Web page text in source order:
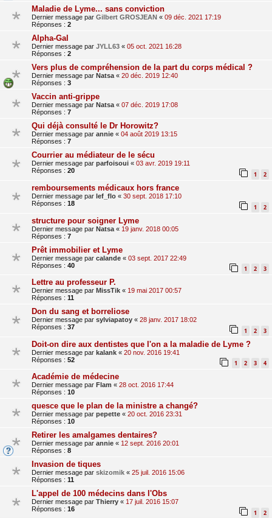
Maladie de Lyme... sans conviction
Dernier message par Gilbert GROSJEAN « 09 déc. 2021 17:19
Réponses : 2
Alpha-Gal
Dernier message par JYLL63 « 05 oct. 2021 16:28
Réponses : 2
Vers plus de compréhension de la part du corps médical ?
Dernier message par Natsa « 20 déc. 2019 12:40
Réponses : 3
Vaccin anti-grippe
Dernier message par Natsa « 07 déc. 2019 17:08
Réponses : 7
Qui déjà consulté le Dr Horowitz?
Dernier message par annie « 04 août 2019 13:15
Réponses : 7
Courrier au médiateur de le sécu
Dernier message par parfoisoui « 03 avr. 2019 19:11
Réponses : 20 1 2
remboursements médicaux hors france
Dernier message par lef_flo « 30 sept. 2018 17:10
Réponses : 18 1 2
structure pour soigner Lyme
Dernier message par Natsa « 19 janv. 2018 00:05
Réponses : 7
Prêt immobilier et Lyme
Dernier message par calande « 03 sept. 2017 22:49
Réponses : 40 1 2 3
Lettre au professeur P.
Dernier message par MissTik « 19 mai 2017 00:57
Réponses : 11
Don du sang et borreliose
Dernier message par sylviapatoy « 28 janv. 2017 18:02
Réponses : 37 1 2 3
Doit-on dire aux dentistes que l'on a la maladie de Lyme ?
Dernier message par kalank « 20 nov. 2016 19:41
Réponses : 52 1 2 3 4
Académie de médecine
Dernier message par Flam « 28 oct. 2016 17:44
Réponses : 10
quesce que le plan de la ministre a changé?
Dernier message par pepette « 20 oct. 2016 23:31
Réponses : 10
Retirer les amalgames dentaires?
Dernier message par annie « 12 sept. 2016 20:01
Réponses : 8
Invasion de tiques
Dernier message par skizomik « 25 juil. 2016 15:06
Réponses : 11
L'appel de 100 médecins dans l'Obs
Dernier message par Thierry « 17 juil. 2016 15:07
Réponses : 16 1 2